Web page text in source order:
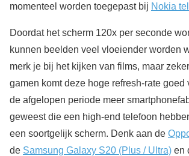
momenteel worden toegepast bij Nokia
Doordat het scherm 120x per seconde
kunnen beelden veel vloeiender worden
merk je bij het kijken van films, maar
gamen komt deze hoge refresh-rate goed
de afgelopen periode meer
geweest die een high-end telefoon
een soortgelijk scherm. Denk aan de
de Samsung Galaxy S20 (Plus / Ultra) en